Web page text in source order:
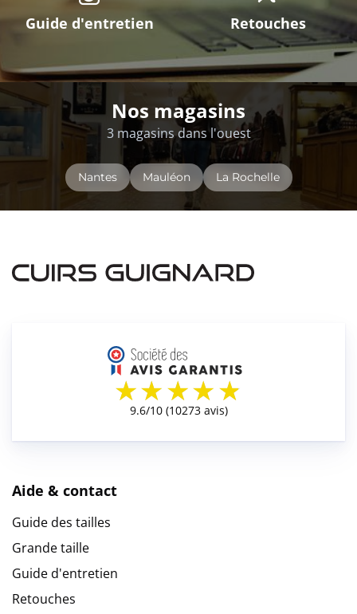
Guide d'entretien Retouches
Nos magasins
3 magasins dans l'ouest
Nantes Mauléon La Rochelle
Aide & contact
Guide des tailles
Grande taille
Guide d'entretien
Retouches